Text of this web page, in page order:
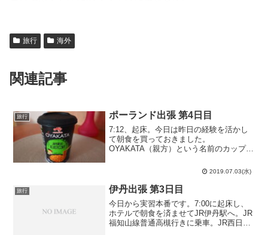
旅行 海外
関連記事
旅行 ポーランド出張 第4日目
7:12、起床。今日は昨日の経験を活かし
て朝食を買っておきました。
OYAKATA（親方）という名前のカップ焼
いて本場日本の物よりも湯切りしやすく
なっています。味は若干の甘酸っぱいで
す。これがポーランド人の...
2019.07.03(水)
旅行 伊丹出張 第3日目
今日から実習本番です。7:00に起床し、
ホテルで朝食を済ませてJR伊丹駅へ。JR
福知山線普通高槻行きに乗車。JR西日本